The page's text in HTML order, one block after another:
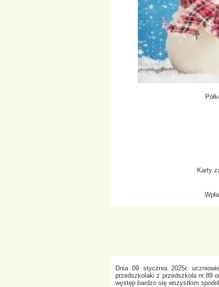
Karty
Dnia 09 stycznia 2025r.
przedszkolaki z przedszkola nr 89
występ bardzo się wszystkim